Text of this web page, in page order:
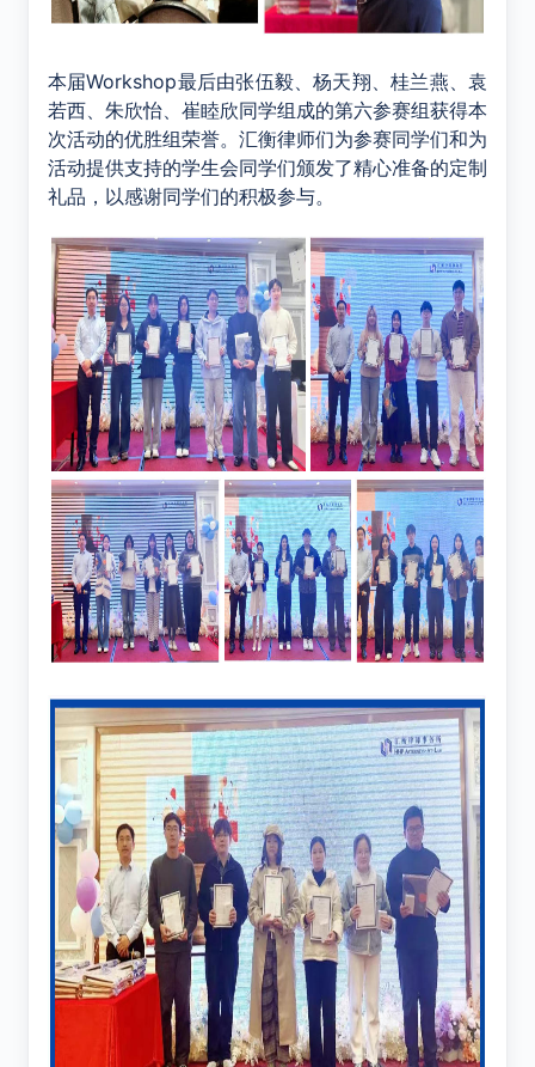
本届Workshop最后由张伍毅、杨天翔、桂兰燕、袁
若西、朱欣怡、崔睦欣同学组成的第六参赛组获得本
次活动的优胜组荣誉。汇衡律师们为参赛同学们和为
活动提供支持的学生会同学们颁发了精心准备的定制
礼品，以感谢同学们的积极参与。